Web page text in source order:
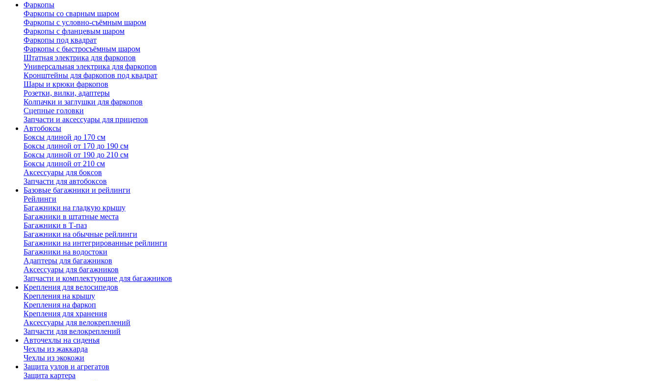
Фаркопы
Фаркопы со сварным шаром
Фаркопы с условно-съёмным шаром
Фаркопы с фланцевым шаром
Фаркопы под квадрат
Фаркопы с быстросъёмным шаром
Штатная электрика для фаркопов
Универсальная электрика для фаркопов
Кронштейны для фаркопов под квадрат
Шары и крюки фаркопов
Розетки, вилки, адаптеры
Колпачки и заглушки для фаркопов
Сцепные головки
Запчасти и аксессуары для прицепов
Автобоксы
Боксы длиной до 170 см
Боксы длиной от 170 до 190 см
Боксы длиной от 190 до 210 см
Боксы длиной от 210 см
Аксессуары для боксов
Запчасти для автобоксов
Базовые багажники и рейлинги
Рейлинги
Багажники на гладкую крышу
Багажники в штатные места
Багажники в Т-паз
Багажники на обычные рейлинги
Багажники на интегрированные рейлинги
Багажники на водостоки
Адаптеры для багажников
Аксессуары для багажников
Запчасти и комплектующие для багажников
Крепления для велосипедов
Крепления на крышу
Крепления на фаркоп
Крепления для хранения
Аксессуары для велокреплений
Запчасти для велокреплений
Авточехлы на сиденья
Чехлы из жаккарда
Чехлы из экокожи
Защита узлов и агрегатов
Защита картера